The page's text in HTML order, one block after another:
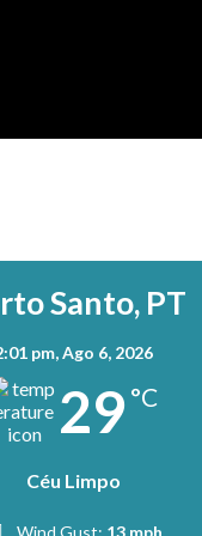
Santo, PT
pm,Ago 6, 2026
29 °C
Céu Limpo
Wind Gust: 13 mph